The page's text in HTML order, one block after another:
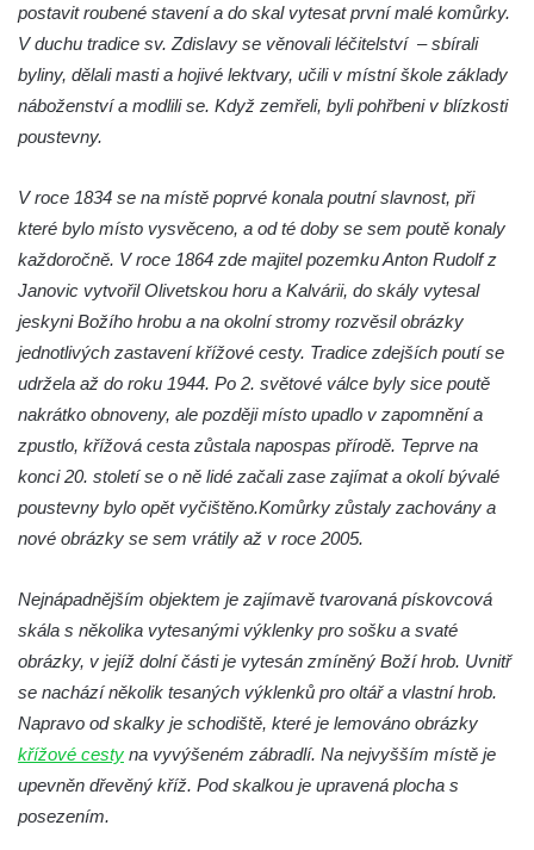
Skalní věž Doga v Tiských stěnách
Lavička Jiřího Kopeckého v Tiských
Kyjovském údolí
Jeskyně víl v Kyjovském údolí
Jeskyně Vinný sklep v Kyjovském údolí
Vyhlídka nad přírodní rezervací Slunečná
stráň u Naučné stezky Pod Vysokým Ostrým
Vyhlídka Miloslava Draxla na Naučné
stezce Pod Vysokým Ostrým
Vyhlídka nad Brnou na Naučné stezce Pod
Vysokým Ostrým
Stožec (Schöber)
Vyhlídka Liščí kazatelna (Fuchskanzel) u
Vyhlídka Kočičí kameny východně od Lázní
Skála Semmelstein v Jetřichovických
skalách
Obří hlava v Kyjovském údolí
Zaniklý pískovcový lom pod Jedlovou
Panenská skála v údolí Samoty u
postavit roubené stavení a do skal vytesat první malé komůrky.
V duchu tradice sv. Zdislavy se věnovali léčitelství – sbírali
byliny, dělali masti a hojivé lektvary, učili v místní škole základy
náboženství a modlili se. Když zemřeli, byli pohřbeni v blízkosti
poustevny.
V roce 1834 se na místě poprvé konala poutní slavnost, při
které bylo místo vysvěceno, a od té doby se sem poutě konaly
každoročně. V roce 1864 zde majitel pozemku Anton Rudolf z
Janovic vytvořil Olivetskou horu a Kalvárii, do skály vytesal
jeskyni Božího hrobu a na okolní stromy rozvěsil obrázky
jednotlivých zastavení křížové cesty. Tradice zdejších poutí se
udržela až do roku 1944. Po 2. světové válce byly sice poutě
nakrátko obnoveny, ale později místo upadlo v zapomnění a
zpustlo, křížová cesta zůstala napospas přírodě. Teprve na
konci 20. století se o ně lidé začali zase zajímat a okolí bývalé
poustevny bylo opět vyčištěno.Komůrky zůstaly zachovány a
nové obrázky se sem vrátily až v roce 2005.
Nejnápadnějším objektem je zajímavě tvarovaná pískovcová
skála s několika vytesanými výklenky pro sošku a svaté
obrázky, v jejíž dolní části je vytesán zmíněný Boží hrob. Uvnitř
se nachází několik tesaných výklenků pro oltář a vlastní hrob.
Napravo od skalky je schodiště, které je lemováno obrázky
křížové cesty na vyvýšeném zábradlí. Na nejvyšším místě je
upevněn dřevěný kříž. Pod skalkou je upravená plocha s
posezením.